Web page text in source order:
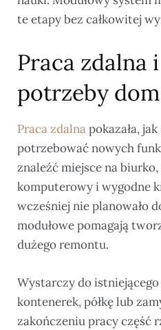
te etapy bez całkowitej
Praca zdalna
potrzeby
Praca zdalnapokazała,
potrzebować nowych
znaleźć miejsce na
komputerowy i wygodne
wcześniej nie planowało
modułowe pomagają
dużego remontu.
Wystarczy do
kontenerek, półkę lub
zakończeniu pracy część